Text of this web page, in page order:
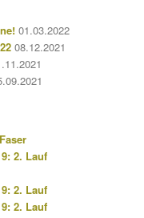
01.03.2022
08.12.2021
2. Lauf
2. Lauf
2. Lauf